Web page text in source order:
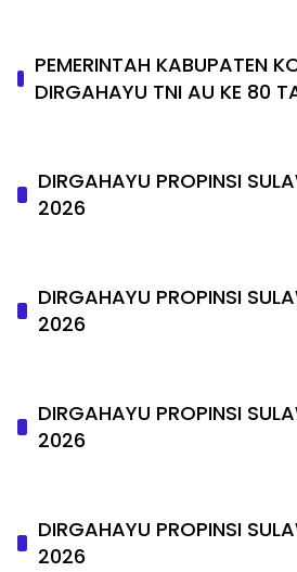
PEMERINTAH KABUPATEN
DIRGAHAYU TNI AU KE 80
DIRGAHAYU PROPINSI
2026
DIRGAHAYU PROPINSI
2026
DIRGAHAYU PROPINSI
2026
DIRGAHAYU PROPINSI
2026